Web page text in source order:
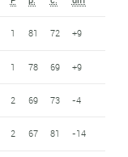
1 81 72 +9
1 78 69 +9
2 69 73 -4
2 67 81 -14